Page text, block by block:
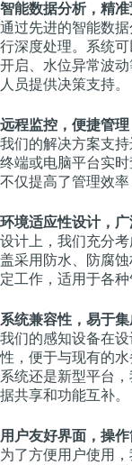
智能数据分析，精
通过先进的智能数据
行深度处理。系统
开启、水位异常波
人员提供决策支持。
远程监控，便捷管理
我们的解决方案支
终端或电脑平台实
不仅提高了管理效率
环境适应性设计，广
设计上，我们充分
盖采用防水、防腐
定工作，适用于各种
系统兼容性，易于集
我们的感知设备在
性，便于与现有的
系统还是新型平台
据共享和功能互补。
用户友好界面，操
为了方便用户使用